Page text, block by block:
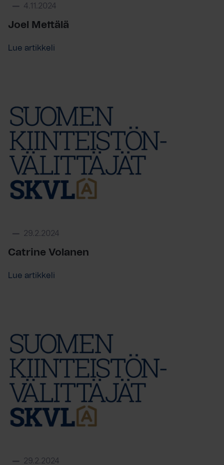
4.11.2024
Joel Mettälä
Lue artikkeli
29.2.2024
Catrine Volanen
Lue artikkeli
29.2.2024